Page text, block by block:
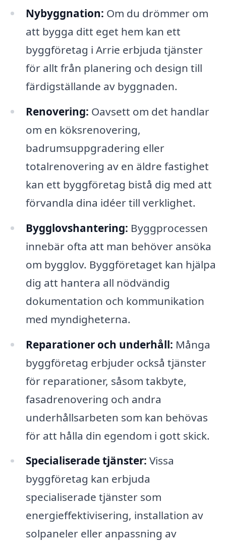
Nybyggnation: Om du drömmer om
att bygga ditt eget hem kan ett
byggföretag i Arrie erbjuda tjänster
för allt från planering och design till
färdigställande av byggnaden.
Renovering: Oavsett om det handlar
om en köksrenovering,
badrumsuppgradering eller
totalrenovering av en äldre fastighet
kan ett byggföretag bistå dig med att
förvandla dina idéer till verklighet.
Bygglovshantering: Byggprocessen
innebär ofta att man behöver ansöka
om bygglov. Byggföretaget kan hjälpa
dig att hantera all nödvändig
dokumentation och kommunikation
med myndigheterna.
Reparationer och underhåll: Många
byggföretag erbjuder också tjänster
för reparationer, såsom takbyte,
fasadrenovering och andra
underhållsarbeten som kan behövas
för att hålla din egendom i gott skick.
Specialiserade tjänster: Vissa
byggföretag kan erbjuda
specialiserade tjänster som
energieffektivisering, installation av
solpaneler eller anpassning av